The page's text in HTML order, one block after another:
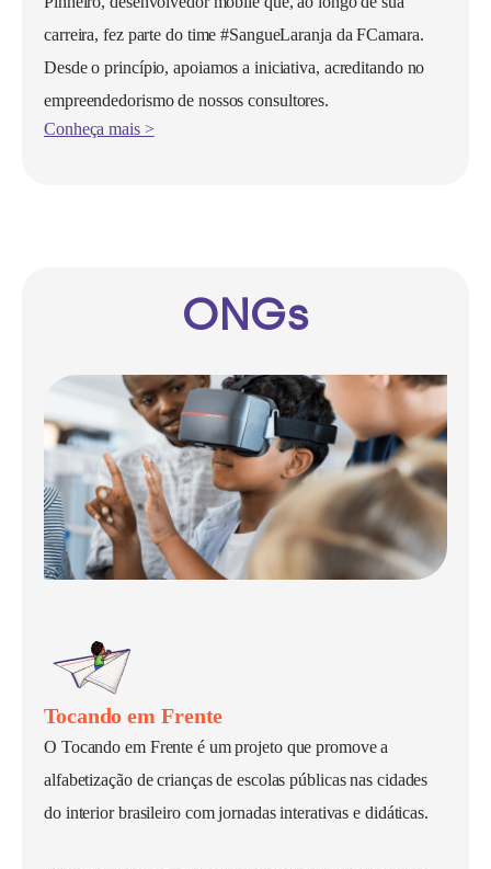
carreira, fez parte do time #SangueLaranja da FCamara.
Desde o princípio, apoiamos a iniciativa, acreditando no
empreendedorismo de nossos consultores.
Conheça mais >
ONGs
Tocando em Frente
O Tocando em Frente é um projeto que promove a
alfabetização de crianças de escolas públicas nas cidades
do interior brasileiro com jornadas interativas e didáticas.